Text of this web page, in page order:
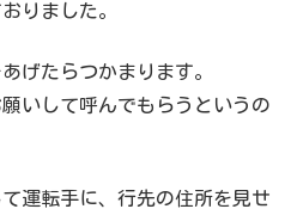
りました。
げたらつかまります。
いして呼んでもらうというの
運転手に、行先の住所を見せ